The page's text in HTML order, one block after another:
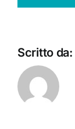
Scritto da: